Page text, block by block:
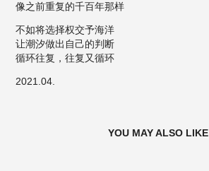
像之前重复的千百年那样
不如将选择权交予海洋
让潮汐做出自己的判断
循环往复，往复又循环
2021.04.
YOU MAY ALSO LIKE